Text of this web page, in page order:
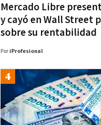
Mercado Libre
y cayó en Wall Street
sobre su rentabilidad
Por iProfesional